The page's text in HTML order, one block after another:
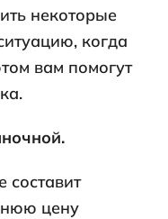
некоторые
когда
вам помогут
составит
цену